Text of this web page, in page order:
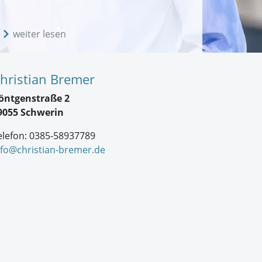
weiter lesen
Bremer
2
Schwerin
0385-58937789
bremer.de